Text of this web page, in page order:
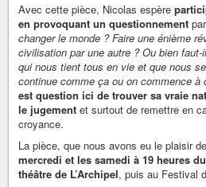
Avec cette pièce, Nicolas espère
en provoquant un questionnement
changer le monde ? Faire une énième
civilisation par une autre ? Ou bien
qui nous tient tous en vie et que nous
continue comme ça ou on commence à
est question ici de trouver sa vraie
le jugement et surtout de remettre en
croyance.
La pièce, que nous avons eu le plaisir
mercredi et les samedi à 19 heures
théâtre de L’Archipel, puis au Festival